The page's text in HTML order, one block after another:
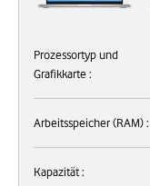
Prozessortyp und
Grafikkarte :
Arbeitsspeicher (RAM) :
Kapazität :